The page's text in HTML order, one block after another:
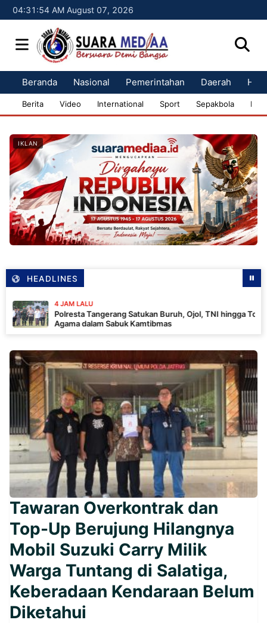
04:31:55 AM August 07, 2026
Beranda Nasional Pemerintahan Daerah
Berita Video International Sport Sepakbola
IKLAN
HEADLINES
4 JAM LALU
Polresta Tangerang Satukan Buruh, Ojol, TNI hingga Tokoh
Agama dalam Sabuk Kamtibmas
Tawaran Overkontrak dan
Top-Up Berujung Hilangnya
Mobil Suzuki Carry Milik
Warga Tuntang di Salatiga,
Keberadaan Kendaraan Belum
Diketahui